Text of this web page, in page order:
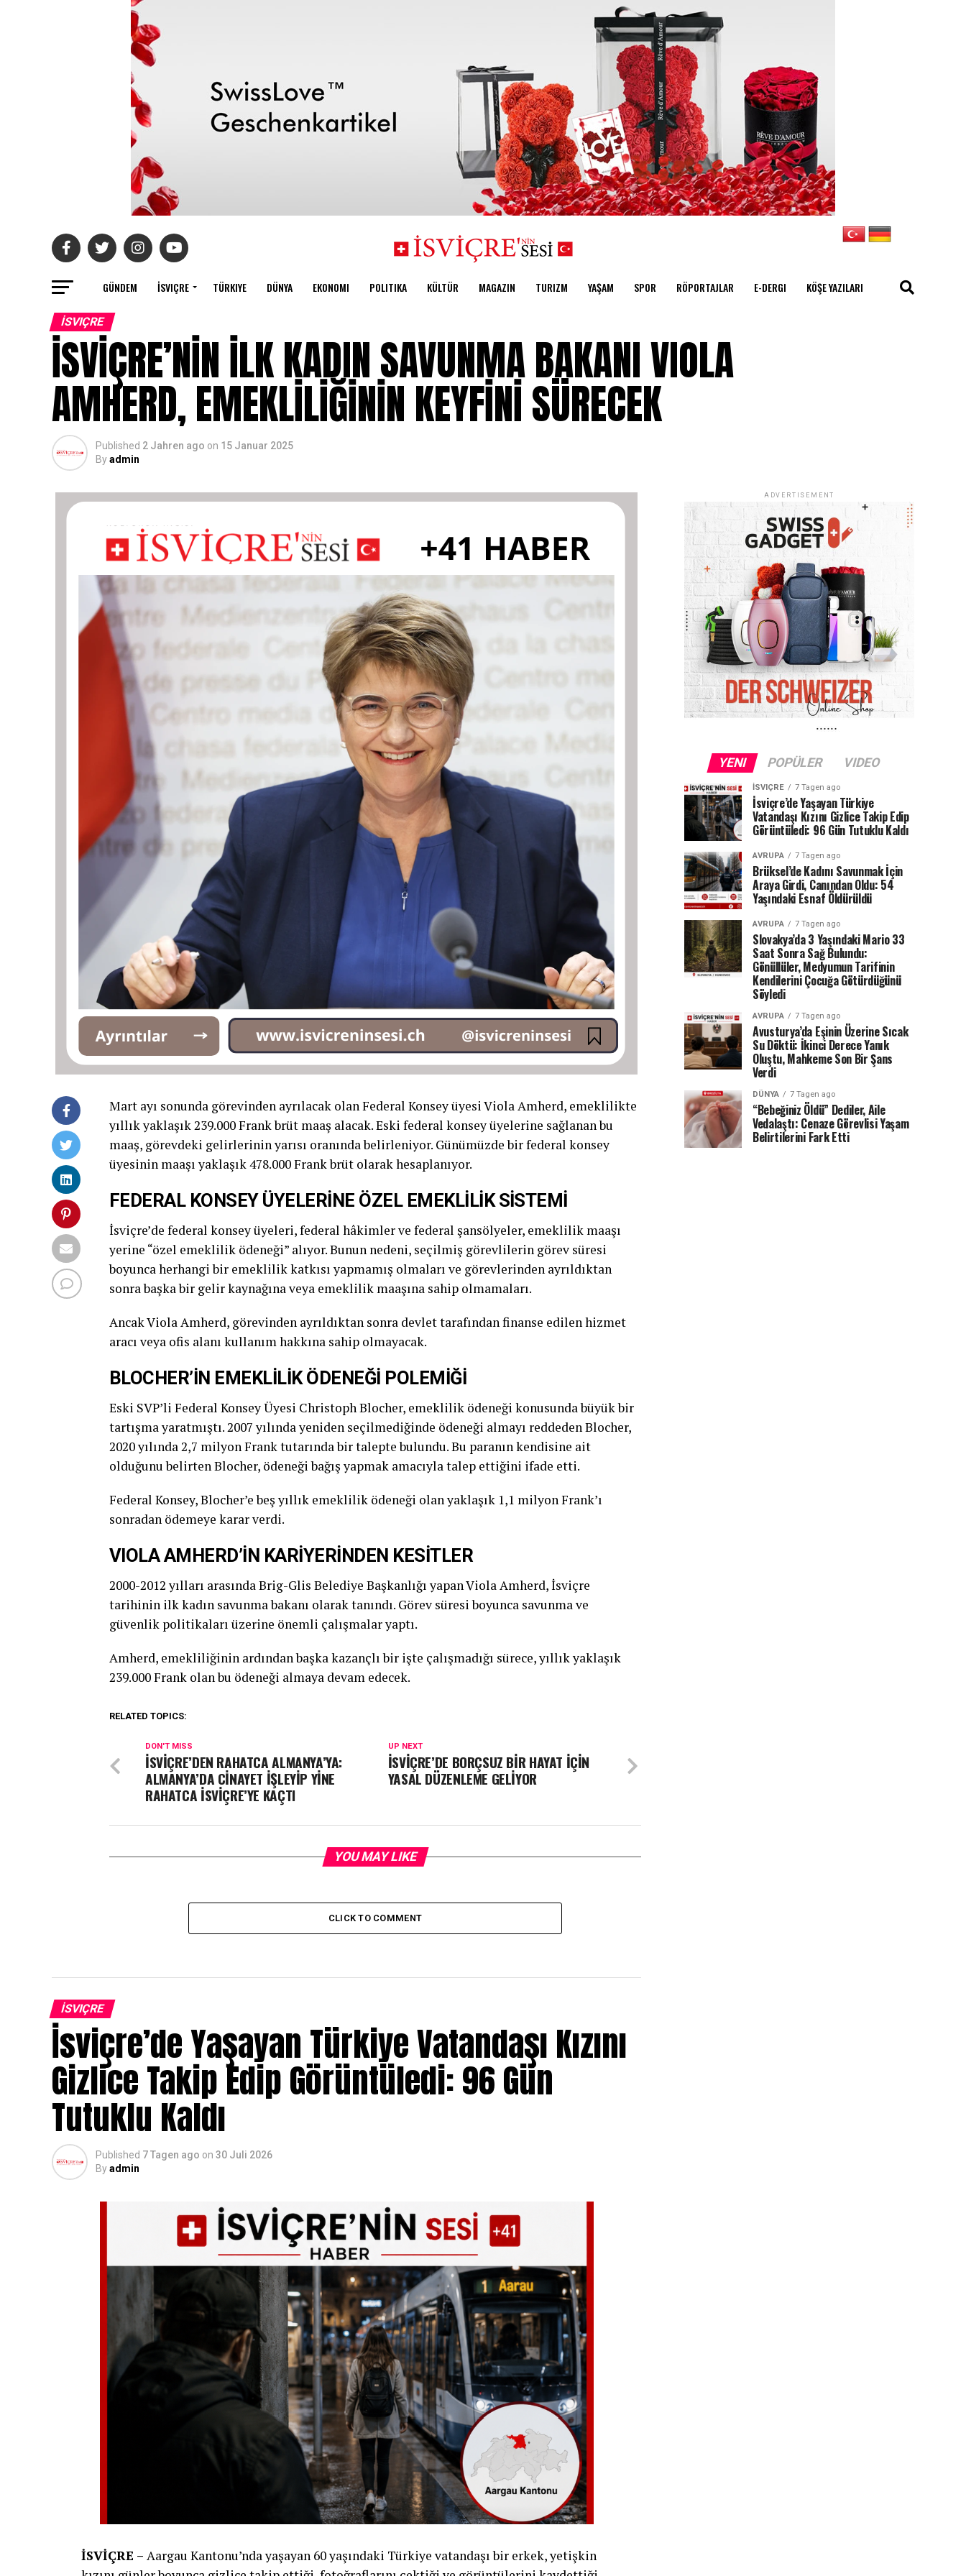
GÜNDEM İSVIÇRE TÜRKIYE DÜNYA EKONOMI POLITIKA KÜLTÜR MAGAZIN TURIZM YAŞAM SPOR RÖPORTAJLAR E-DERGI KÖŞE YAZILARI
İSVIÇRE
İSVİÇRE’NİN İLK KADIN SAVUNMA BAKANI VIOLA
AMHERD, EMEKLİLİĞİNİN KEYFİNİ SÜRECEK
Published 2 Jahren ago on 15 Januar 2025
Byadmin
Mart ayı sonunda görevinden ayrılacak olan Federal Konsey üyesi Viola Amherd, emeklilikte
yıllık yaklaşık 239.000 Frank brüt maaş alacak. Eski federal konsey üyelerine sağlanan bu
maaş, görevdeki gelirlerinin yarısı oranında belirleniyor. Günümüzde bir federal konsey
üyesinin maaşı yaklaşık 478.000 Frank brüt olarak hesaplanıyor.
FEDERAL KONSEY ÜYELERİNE ÖZEL EMEKLİLİK SİSTEMİ
İsviçre’de federal konsey üyeleri, federal hâkimler ve federal şansölyeler, emeklilik maaşı
yerine “özel emeklilik ödeneği” alıyor. Bunun nedeni, seçilmiş görevlilerin görev süresi
boyunca herhangi bir emeklilik katkısı yapmamış olmaları ve görevlerinden ayrıldıktan
sonra başka bir gelir kaynağına veya emeklilik maaşına sahip olmamaları.
Ancak Viola Amherd, görevinden ayrıldıktan sonra devlet tarafından finanse edilen hizmet
aracı veya ofis alanı kullanım hakkına sahip olmayacak.
BLOCHER’İN EMEKLİLİK ÖDENEĞİ POLEMİĞİ
Eski SVP’li Federal Konsey Üyesi Christoph Blocher, emeklilik ödeneği konusunda büyük bir
tartışma yaratmıştı. 2007 yılında yeniden seçilmediğinde ödeneği almayı reddeden Blocher,
2020 yılında 2,7 milyon Frank tutarında bir talepte bulundu. Bu paranın kendisine ait
olduğunu belirten Blocher, ödeneği bağış yapmak amacıyla talep ettiğini ifade etti.
Federal Konsey, Blocher’e beş yıllık emeklilik ödeneği olan yaklaşık 1,1 milyon Frank’ı
sonradan ödemeye karar verdi.
VIOLA AMHERD’İN KARİYERİNDEN KESİTLER
2000-2012 yılları arasında Brig-Glis Belediye Başkanlığı yapan Viola Amherd, İsviçre
tarihinin ilk kadın savunma bakanı olarak tanındı. Görev süresi boyunca savunma ve
güvenlik politikaları üzerine önemli çalışmalar yaptı.
Amherd, emekliliğinin ardından başka kazançlı bir işte çalışmadığı sürece, yıllık yaklaşık
239.000 Frank olan bu ödeneği almaya devam edecek.
RELATED TOPICS:
UP NEXT
İSVİÇRE’DE BORÇSUZ BİR HAYAT İÇİN
YASAL DÜZENLEME GELİYOR
DON'T MISS
İSVİÇRE’DEN RAHATCA ALMANYA’YA:
ALMANYA’DA CİNAYET İŞLEYİP YİNE
RAHATCA İSVİÇRE’YE KAÇTI
YOU MAY LIKE
CLICK TO COMMENT
İSVIÇRE
İsviçre’de Yaşayan Türkiye Vatandaşı Kızını
Gizlice Takip Edip Görüntüledi: 96 Gün
Tutuklu Kaldı
Published 7 Tagen ago on 30 Juli 2026
Byadmin
İSVİÇRE – Aargau Kantonu’nda yaşayan 60 yaşındaki Türkiye vatandaşı bir erkek, yetişkin
ADVERTISEMENT
YENI POPÜLER VIDEO
İSVIÇRE 7 Tagen ago
İsviçre’de Yaşayan Türkiye
Vatandaşı Kızını Gizlice Takip Edip
Görüntüledi: 96 Gün Tutuklu Kaldı
AVRUPA 7 Tagen ago
Brüksel’de Kadını Savunmak İçin
Araya Girdi, Canından Oldu: 54
Yaşındaki Esnaf Öldürüldü
AVRUPA 7 Tagen ago
Slovakya’da 3 Yaşındaki Mario 33
Saat Sonra Sağ Bulundu:
Gönüllüler, Medyumun Tarifinin
Kendilerini Çocuğa Götürdüğünü
Söyledi
AVRUPA 7 Tagen ago
Avusturya’da Eşinin Üzerine Sıcak
Su Döktü: İkinci Derece Yanık
Oluştu, Mahkeme Son Bir Şans
Verdi
DÜNYA 7 Tagen ago
“Bebeğiniz Öldü” Dediler, Aile
Vedalaştı: Cenaze Görevlisi Yaşam
Belirtilerini Fark Etti